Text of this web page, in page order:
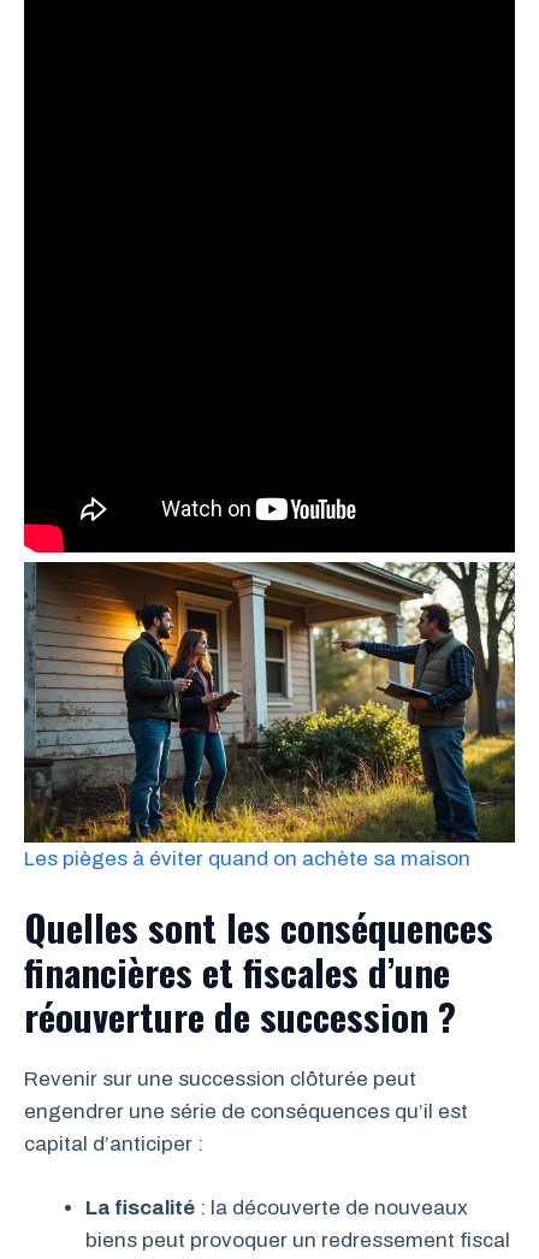
Les pièges à éviter quand on achète sa maison
Quelles sont les conséquences
financières et fiscales d’une
réouverture de succession ?
Revenir sur une succession clôturée peut
engendrer une série de conséquences qu’il est
capital d’anticiper :
La fiscalité : la découverte de nouveaux
biens peut provoquer un redressement fiscal